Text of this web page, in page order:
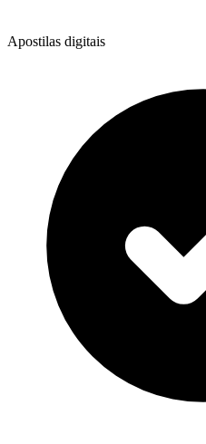
Apostilas digitais